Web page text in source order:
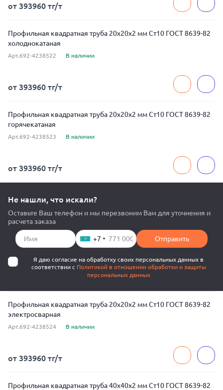
Ширина
от 393960 тг/т
Профильная квадратная труба 20x20x2 мм Ст10 ГОСТ 8639-82
холоднокатаная
Арт.692-4238522 В наличии
от 393960 тг/т
Профильная квадратная труба 20x20x2 мм Ст10 ГОСТ 8639-82
горячекатаная
Арт.692-4238523 В наличии
от 393960 тг/т
Не нашли, что искали?
Оставьте Ваш телефон и мы перезвоним Вам для уточнения и
расчета заказа
+7 Отправить
Я даю согласие на обработку своих персональных данных в
соответствии с Политикой в отношении обработки и защиты
персональных данных
Профильная квадратная труба 20x20x2 мм Ст10 ГОСТ 8639-82
электросварная
Арт.692-4238524 В наличии
от 393960 тг/т
Профильная квадратная труба 40x40x2 мм Ст10 ГОСТ 8639-82